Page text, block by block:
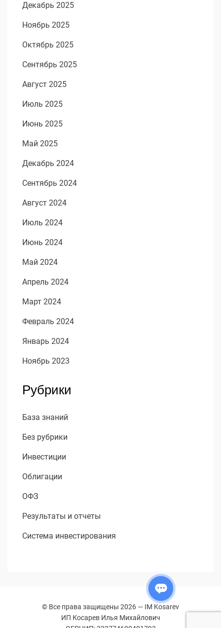
Декабрь 2025
Ноябрь 2025
Октябрь 2025
Сентябрь 2025
Август 2025
Июль 2025
Июнь 2025
Май 2025
Декабрь 2024
Сентябрь 2024
Август 2024
Июль 2024
Июнь 2024
Май 2024
Апрель 2024
Март 2024
Февраль 2024
Январь 2024
Ноябрь 2023
Рубрики
База знаний
Без рубрики
Инвестиции
Облигации
ОФЗ
Результаты и отчеты
Система инвестирования
© Все права защищены 2026 — IM Kosarev
ИП Косарев Илья Михайлович